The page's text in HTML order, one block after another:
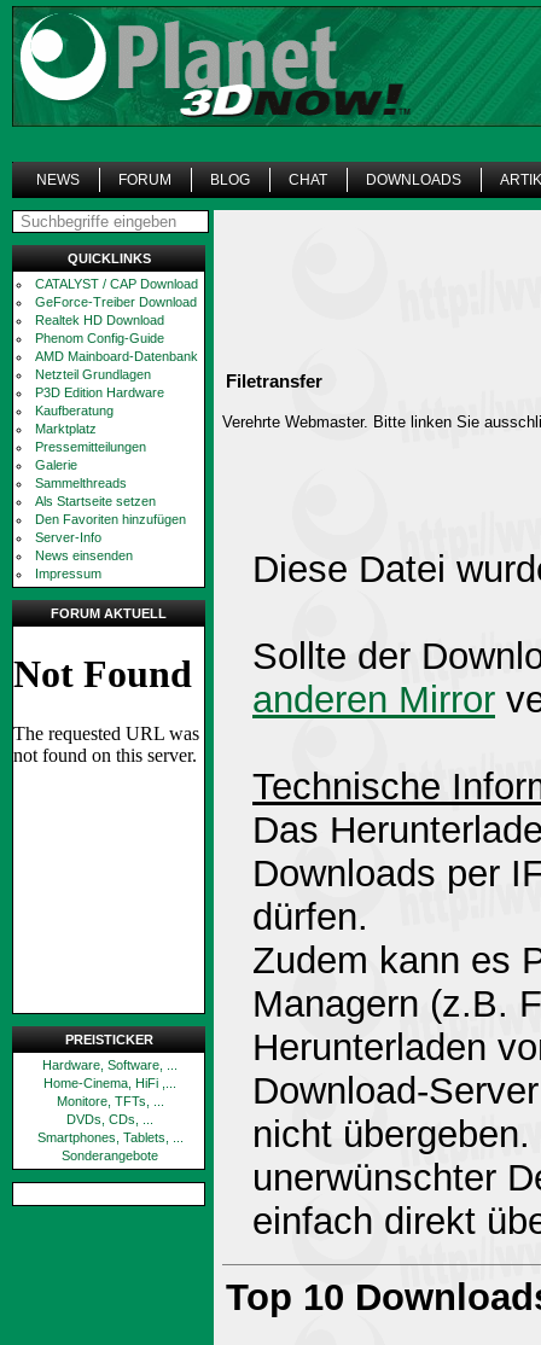
NEWS FORUM BLOG CHAT DOWNLOADS
QUICKLINKS
CATALYST / CAP Download
GeForce-Treiber Download
Realtek HD Download
Phenom Config-Guide
AMD Mainboard-Datenbank
Netzteil Grundlagen
P3D Edition Hardware
Kaufberatung
Marktplatz
Pressemitteilungen
Galerie
Sammelthreads
Als Startseite setzen
Den Favoriten hinzufügen
Server-Info
News einsenden
Impressum
FORUM AKTUELL
PREISTICKER
Hardware, Software, ...
Home-Cinema, HiFi ,...
Monitore, TFTs, ...
DVDs, CDs, ...
Smartphones, Tablets, ...
Sonderangebote
Filetransfer
Verehrte Webmaster. Bitte linken Sie
Diese Datei
Sollte der
anderen Mirror
Technische
Das
Downloads per
dürfen.
Zudem kann es
Managern (z.B.
Herunterladen
Download-
nicht
unerwünschter
einfach direkt
Top 10